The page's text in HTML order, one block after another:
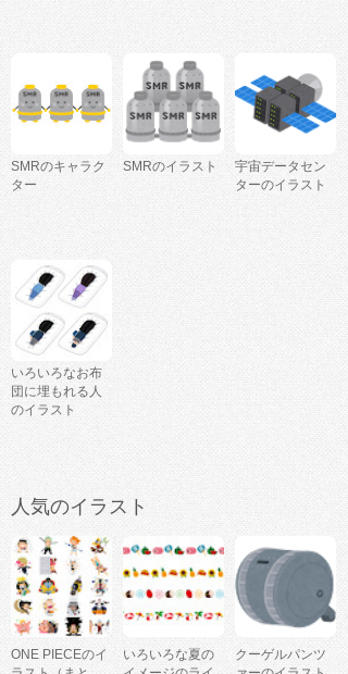
SMRのキャラク
ター
SMRのイラスト
宇宙データセン
ターのイラスト
いろいろなお布
団に埋もれる人
のイラスト
人気のイラスト
ONE PIECEのイ
いろいろな夏の
クーゲルパンツ